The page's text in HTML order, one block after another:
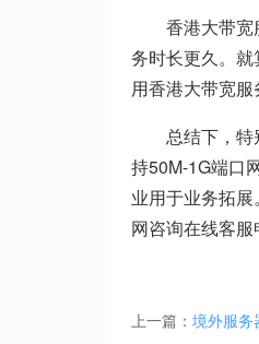
香港大带
务时长更久。
用香港大带宽服
总结下，
持50M-1G端口
业用于业务拓
网咨询在线客服
上一篇： 境外服务